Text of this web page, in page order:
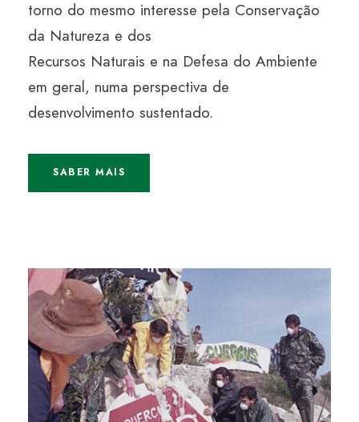
torno do mesmo interesse pela Conservação
da Natureza e dos
Recursos Naturais e na Defesa do Ambiente
em geral, numa perspectiva de
desenvolvimento sustentado.
SABER MAIS